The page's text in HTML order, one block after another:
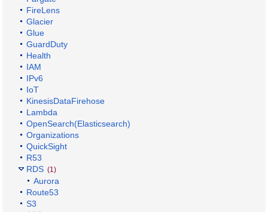
FireLens
Glacier
Glue
GuardDuty
Health
IAM
IPv6
IoT
KinesisDataFirehose
Lambda
OpenSearch(Elasticsearch)
Organizations
QuickSight
R53
RDS (1)
Aurora
Route53
S3